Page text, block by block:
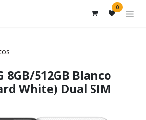
0
8GB/512GB Blanco
White) Dual SIM